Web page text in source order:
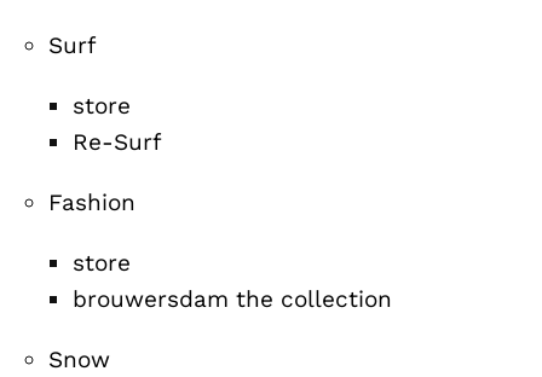
Surf
store
Re-Surf
Fashion
store
brouwersdam the collection
Snow